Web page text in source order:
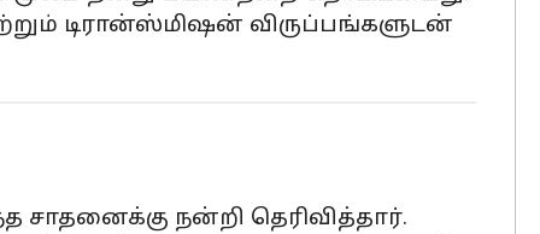
டிரான்ஸ்மிஷன் விருப்பங்களுடன்
சாதனைக்கு நன்றி தெரிவித்தார்.